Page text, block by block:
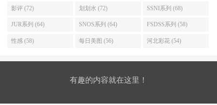
影评 (72) 划划水 (72) SSNI系列 (68)
JUR系列 (64) SNOS系列 (64) FSDSS系列 (58)
性感 (58) 每日美图 (56) 河北彩花 (54)
有趣的内容就在这里！